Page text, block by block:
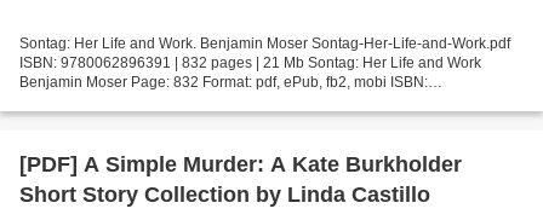
Sontag: Her Life and Work. Benjamin Moser Sontag-Her-Life-and-Work.pdf
ISBN: 9780062896391 | 832 pages | 21 Mb Sontag: Her Life and Work
Benjamin Moser Page: 832 Format: pdf, ePub, fb2, mobi ISBN:
[PDF] A Simple Murder: A Kate Burkholder
Short Story Collection by Linda Castillo